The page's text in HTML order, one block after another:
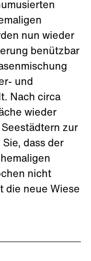
nun wieder
benützbar
und
Nach circa
wieder
zur
dass der
nicht
die neue Wiese